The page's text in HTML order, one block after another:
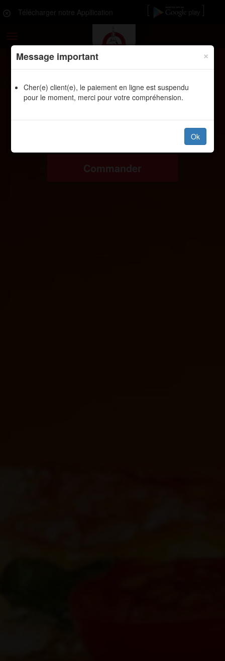
Télécharger notre Appllication
navigation
Commander
Message important ×
Cher(e) client(e), le paiement en ligne est suspendu
pour le moment, merci pour votre compréhension.
Ok